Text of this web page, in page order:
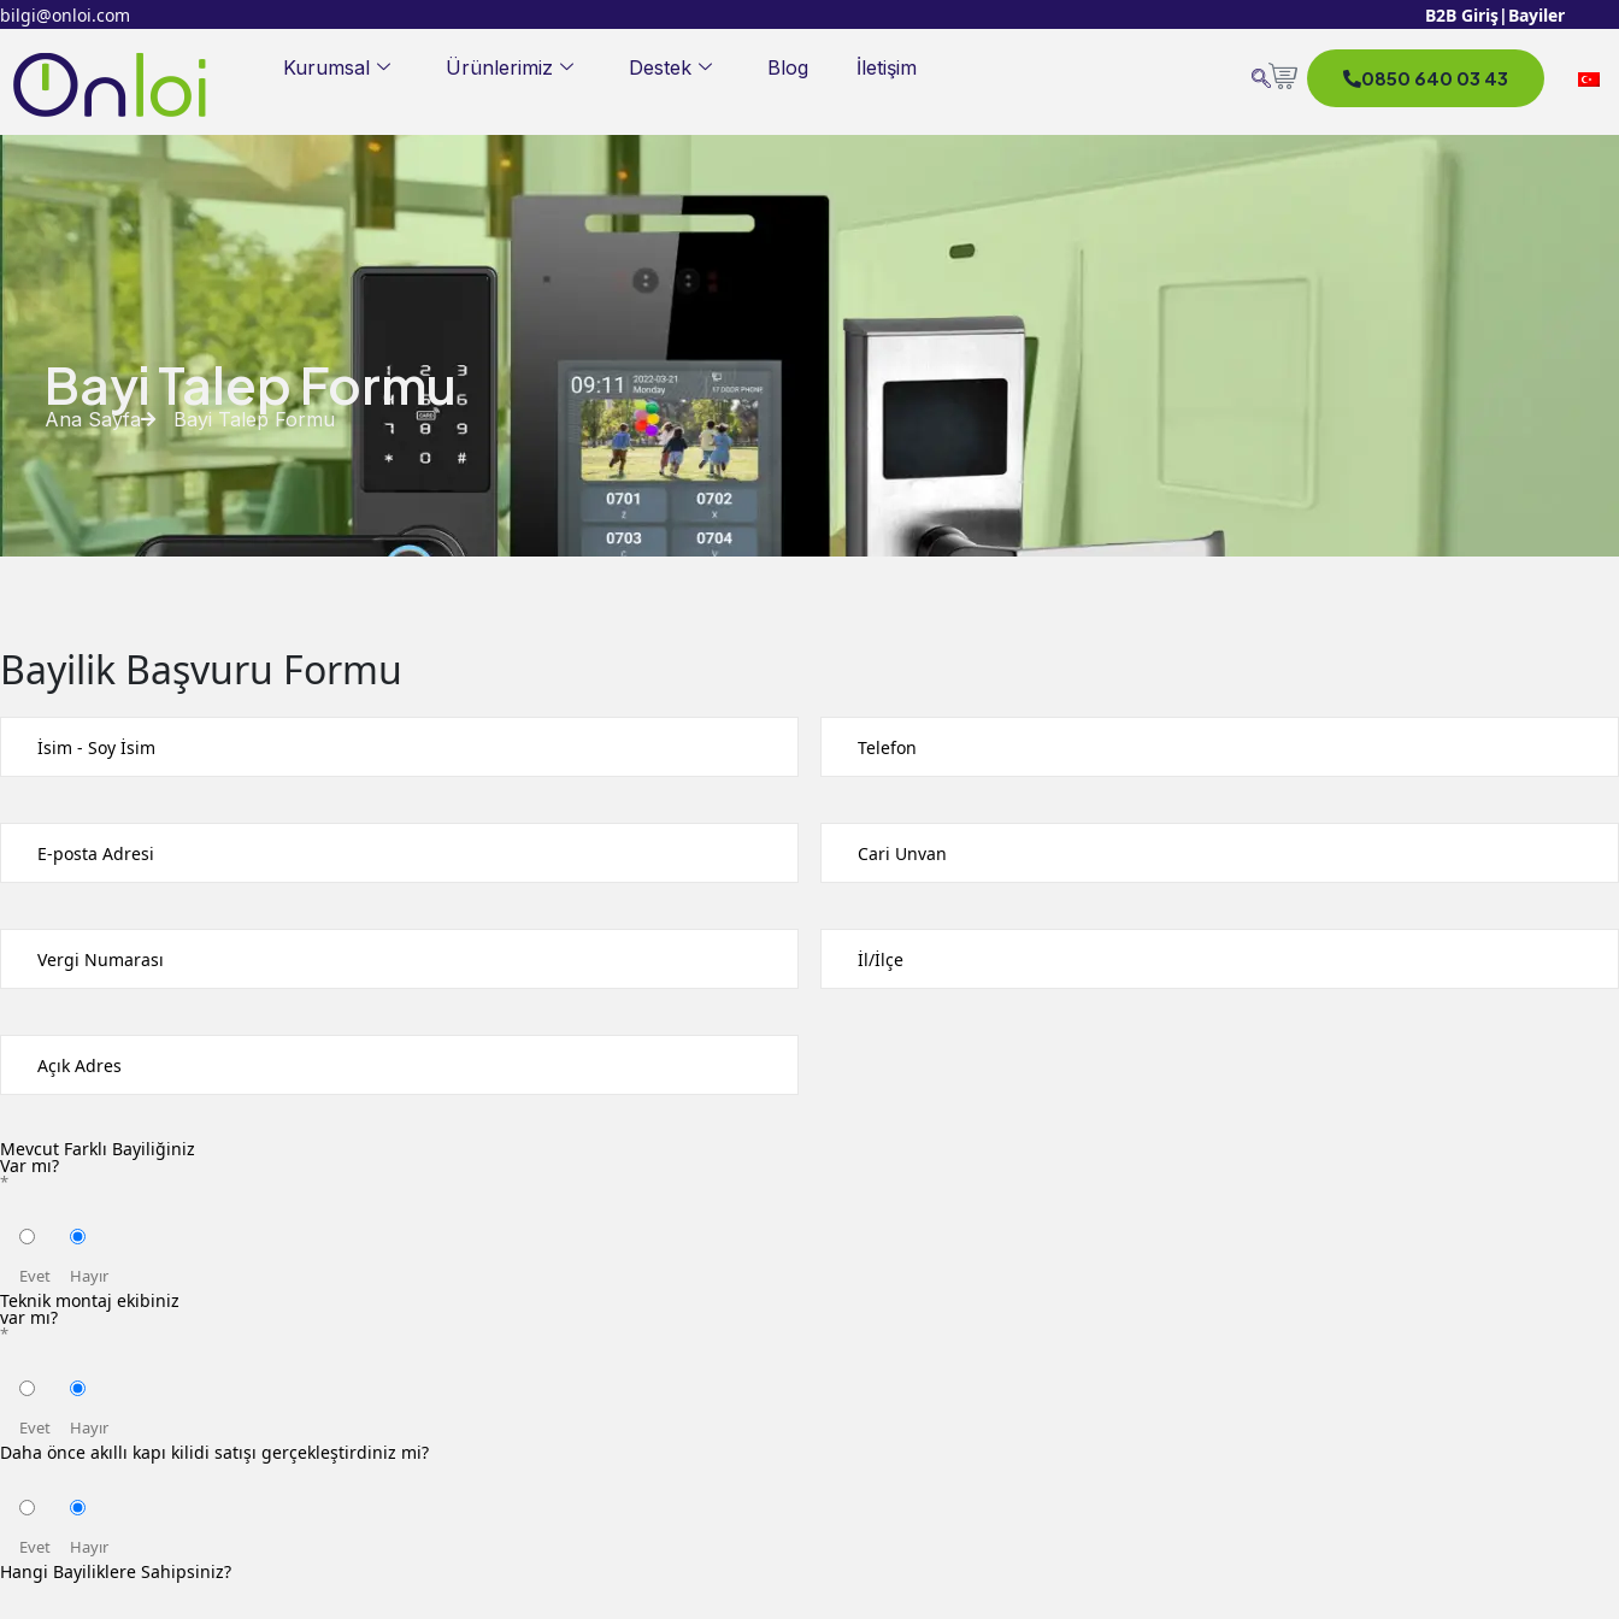
bilgi@onloi.com B2B Giriş| Bayiler
Kurumsal Ürünlerimiz Destek Blog İletişim 0850 640 03 43
Bayi Talep Formu
Ana Sayfa Bayi Talep Formu
Bayilik Başvuru Formu
Mevcut Farklı Bayiliğiniz
Var mı?
*
Evet Hayır
Teknik montaj ekibiniz
var mı?
*
Evet Hayır
Daha önce akıllı kapı kilidi satışı gerçekleştirdiniz mi?
Evet Hayır
Hangi Bayiliklere Sahipsiniz?